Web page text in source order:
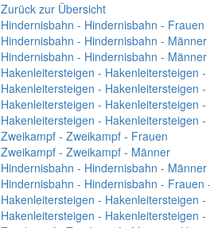
Zurück zur Übersicht
Hindernisbahn - Hindernisbahn - Frauen
Hindernisbahn - Hindernisbahn - Männer
Hindernisbahn - Hindernisbahn -
Hakenleitersteigen - Hakenleitersteigen
Hakenleitersteigen - Hakenleitersteigen -
Hakenleitersteigen - Hakenleitersteigen
Hakenleitersteigen - Hakenleitersteigen
Zweikampf - Zweikampf - Frauen
Zweikampf - Zweikampf - Männer
Hindernisbahn - Hindernisbahn -
Hindernisbahn - Hindernisbahn - Frauen
Hakenleitersteigen - Hakenleitersteigen
Hakenleitersteigen - Hakenleitersteigen